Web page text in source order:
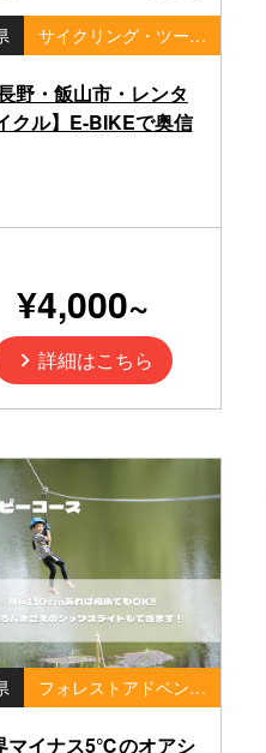
サイクリング・ツーリング・ポタリング
長野・飯山市・レンタ
クル】E-BIKEで奥信
¥4,000~
詳細はこちら
フォレストアドベンチャー
マイナス5℃のオアシ